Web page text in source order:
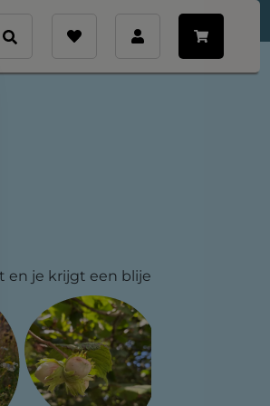
en je krijgt een blije